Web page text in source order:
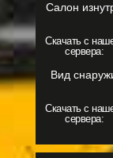
Салон
Скачать с
сервера:
Вид
Скачать с
сервера: